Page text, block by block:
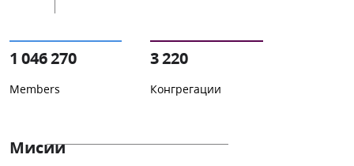
1 046 270
Members
3 220
Конгрегации
Мисии